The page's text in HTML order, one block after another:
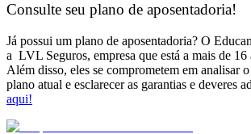
Consulte seu plano de aposentadoria!
Já possui um plano de aposentadoria? O
a LVL Seguros, empresa que está a mais de
Além disso, eles se comprometem em analisar
plano atual e esclarecer as garantias e deveres
aqui!